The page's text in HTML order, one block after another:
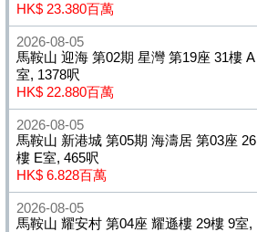
HK$ 23.380百萬
2026-08-05
馬鞍山 迎海 第02期 星灣 第19座 31樓 A
室, 1378呎
HK$ 22.880百萬
2026-08-05
馬鞍山 新港城 第05期 海濤居 第03座 26
樓 E室, 465呎
HK$ 6.828百萬
2026-08-05
馬鞍山 耀安村 第04座 耀遜樓 29樓 9室,